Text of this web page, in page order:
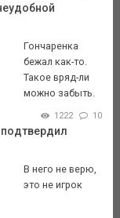
Гончаренка
бежал как-то.
Такое вряд-ли
можно забыть.
1222 10
подтвердил
В него не верю,
это не игрок